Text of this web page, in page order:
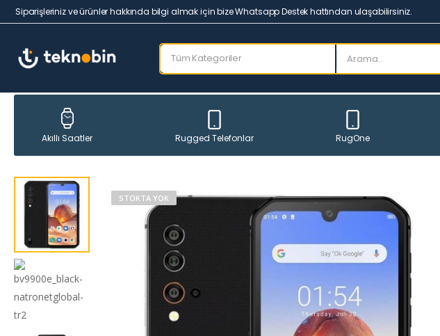
Siparişleriniz ve ürünler hakkında bilgi almak için bize Whatsapp Destek hattından ulaşabilirsiniz.
Akıllı Saatler Rugged Telefonlar RugOne
STOKTA YOK